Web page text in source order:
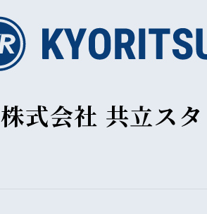
株式会社 共立ス